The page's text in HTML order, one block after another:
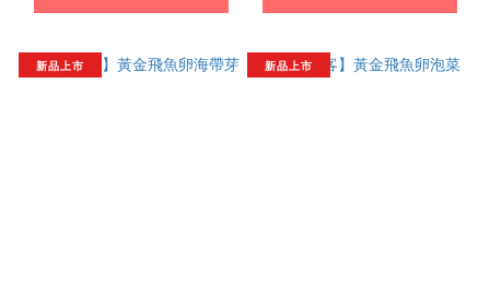
新品上市 新品上市